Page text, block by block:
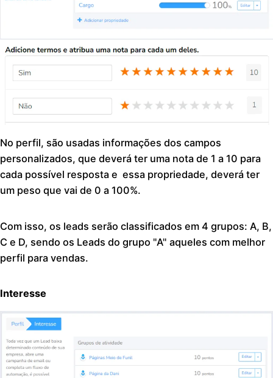
No perfil, são usadas informações dos campos
personalizados, que deverá ter uma nota de 1 a 10 para
cada possível resposta e essa propriedade, deverá ter
um peso que vai de 0 a 100%.
Com isso, os leads serão classificados em 4 grupos: A, B,
C e D, sendo os Leads do grupo "A" aqueles com melhor
perfil para vendas.
Interesse